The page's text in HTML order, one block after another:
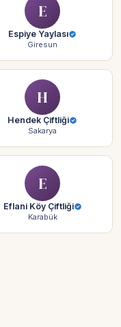
E
Espiye Yaylası
Giresun
H
Hendek Çiftliği
Sakarya
E
Eflani Köy Çiftliği
Karabük